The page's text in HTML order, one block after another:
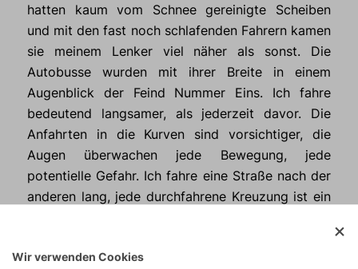
hatten kaum vom Schnee gereinigte Scheiben
und mit den fast noch schlafenden Fahrern kamen
sie meinem Lenker viel näher als sonst. Die
Autobusse wurden mit ihrer Breite in einem
Augenblick der Feind Nummer Eins. Ich fahre
bedeutend langsamer, als jederzeit davor. Die
Anfahrten in die Kurven sind vorsichtiger, die
Augen überwachen jede Bewegung, jede
potentielle Gefahr. Ich fahre eine Straße nach der
anderen lang, jede durchfahrene Kreuzung ist ein
weit, es wartet auf mich noch eine Abfahrt über
Wir verwenden Cookies